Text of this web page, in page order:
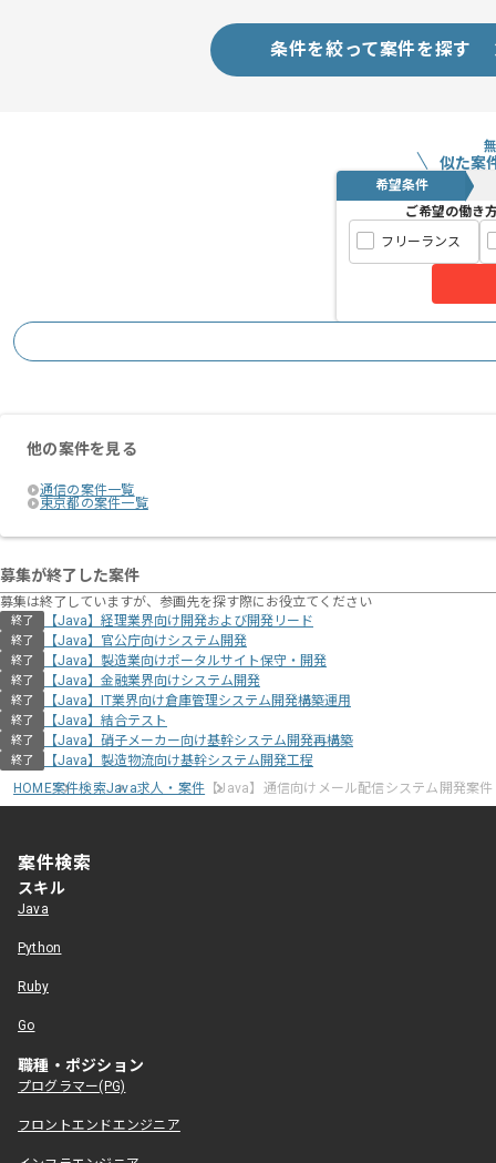
条件を絞って案件を探す
似た案
希望条件
ご希望の働き
フリーランス
他の案件を見る
通信の案件一覧
東京都の案件一覧
募集が終了した案件
募集は終了していますが、参画先を探す際にお役立てください
終了 【Java】経理業界向け開発および開発リード
終了 【Java】官公庁向けシステム開発
終了 【Java】製造業向けポータルサイト保守・開発
終了 【Java】金融業界向けシステム開発
終了 【Java】IT業界向け倉庫管理システム開発構築運用
終了 【Java】結合テスト
終了 【Java】硝子メーカー向け基幹システム開発再構築
終了
【Java】製造物流向け基幹システム開発工程
HOME案件検索Java求人・案件 【Java】通信向けメール配信システム開発案件
案件検索
スキル
Java
Python
Ruby
Go
職種・ポジション
プログラマー(PG)
フロントエンドエンジニア